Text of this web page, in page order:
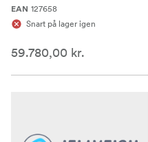
EAN 127658
Snart på lager igen
59.780,00 kr.